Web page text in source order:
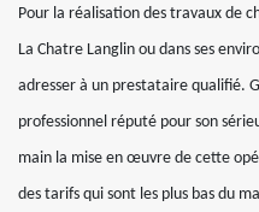
Pour la réalisation des travaux de
La Chatre Langlin ou dans ses
adresser à un prestataire qualifié.
professionnel réputé pour son
main la mise en œuvre de cette
des tarifs qui sont les plus bas du